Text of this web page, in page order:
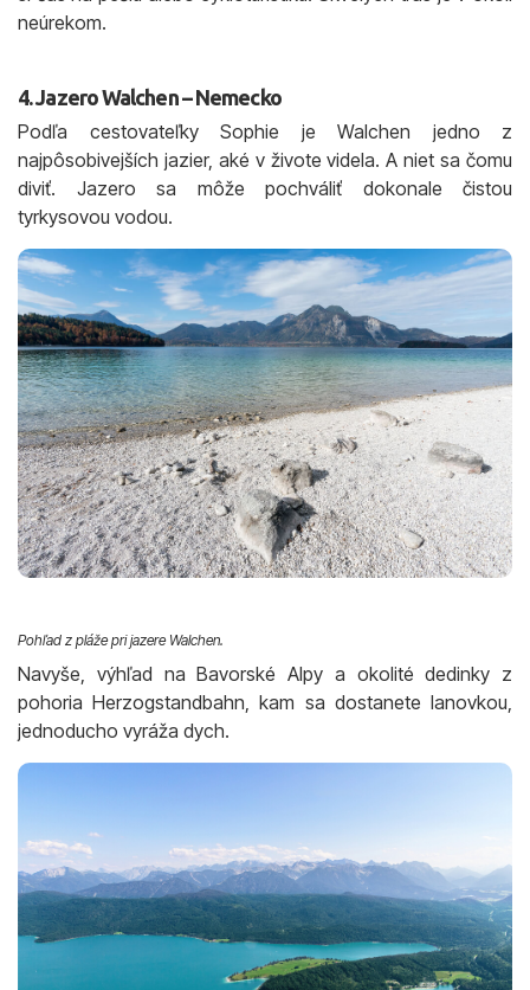
neúrekom.
4. Jazero Walchen – Nemecko
Podľa cestovateľky Sophie je Walchen jedno z
najpôsobivejších jazier, aké v živote videla. A niet sa čomu
diviť. Jazero sa môže pochváliť dokonale čistou
tyrkysovou vodou.
Pohľad z pláže pri jazere Walchen.
Navyše, výhľad na Bavorské Alpy a okolité dedinky z
pohoria Herzogstandbahn, kam sa dostanete lanovkou,
jednoducho vyráža dych.